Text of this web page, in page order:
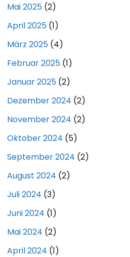
Mai 2025 (2)
April 2025 (1)
März 2025 (4)
Februar 2025 (1)
Januar 2025 (2)
Dezember 2024 (2)
November 2024 (2)
Oktober 2024 (5)
September 2024 (2)
August 2024 (2)
Juli 2024 (3)
Juni 2024 (1)
Mai 2024 (2)
April 2024 (1)